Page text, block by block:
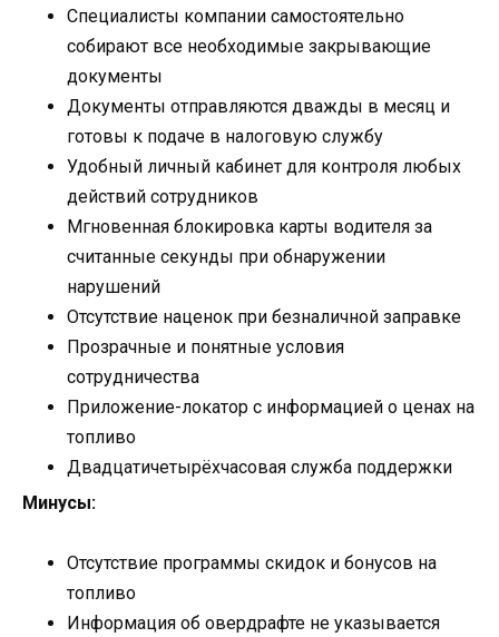
Специалисты компании самостоятельно
собирают все необходимые закрывающие
документы
Документы отправляются дважды в месяц и
готовы к подаче в налоговую службу
Удобный личный кабинет для контроля любых
действий сотрудников
Мгновенная блокировка карты водителя за
считанные секунды при обнаружении
нарушений
Отсутствие наценок при безналичной заправке
Прозрачные и понятные условия
сотрудничества
Приложение-локатор с информацией о ценах на
топливо
Двадцатичетырёхчасовая служба поддержки
Минусы:
Отсутствие программы скидок и бонусов на
топливо
Информация об овердрафте не указывается